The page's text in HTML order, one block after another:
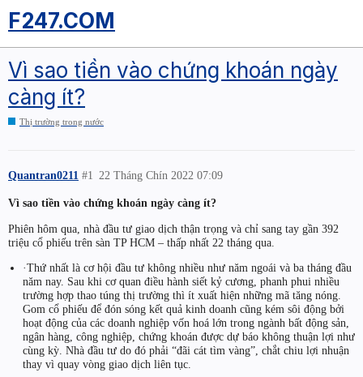
F247.COM
Vì sao tiền vào chứng khoán ngày
càng ít?
Thị trường trong nước
Quantran0211 22 Tháng Chín 2022 07:09
#1
Vì sao tiền vào chứng khoán ngày càng ít?
Phiên hôm qua, nhà đầu tư giao dịch thận trọng và chỉ sang tay gần 392
triệu cổ phiếu trên sàn TP HCM – thấp nhất 22 tháng qua.
·Thứ nhất là cơ hội đầu tư không nhiều như năm ngoái và ba tháng đầu
năm nay. Sau khi cơ quan điều hành siết kỷ cương, phanh phui nhiều
trường hợp thao túng thị trường thì ít xuất hiện những mã tăng nóng.
Gom cổ phiếu để đón sóng kết quả kinh doanh cũng kém sôi động bởi
hoạt động của các doanh nghiệp vốn hoá lớn trong ngành bất động sản,
ngân hàng, công nghiệp, chứng khoán được dự báo không thuận lợi như
cùng kỳ. Nhà đầu tư do đó phải “đãi cát tìm vàng”, chắt chiu lợi nhuận
thay vì quay vòng giao dịch liên tục.